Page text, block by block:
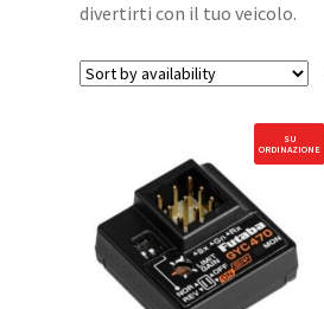
divertirti con il tuo veicolo.
SU
ORDINAZIONE